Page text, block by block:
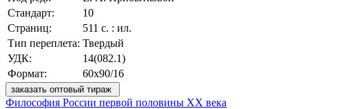
Стандарт:
10
Страниц:
511 с. : ил.
Тип переплета: Твердый
УДК:
14(082.1)
Формат:
60x90/16
заказать оптовый тираж
Философия России первой половины ХХ века